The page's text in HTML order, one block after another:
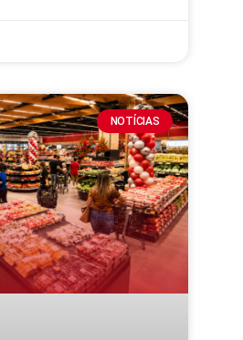
NOTÍCIAS